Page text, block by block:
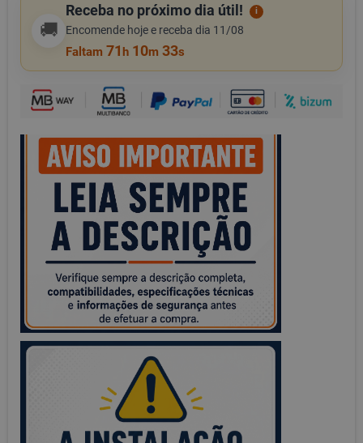
🚚
Receba no próximo dia útil! i
Encomende hoje e receba dia 11/08
Faltam 71h 10m 32s